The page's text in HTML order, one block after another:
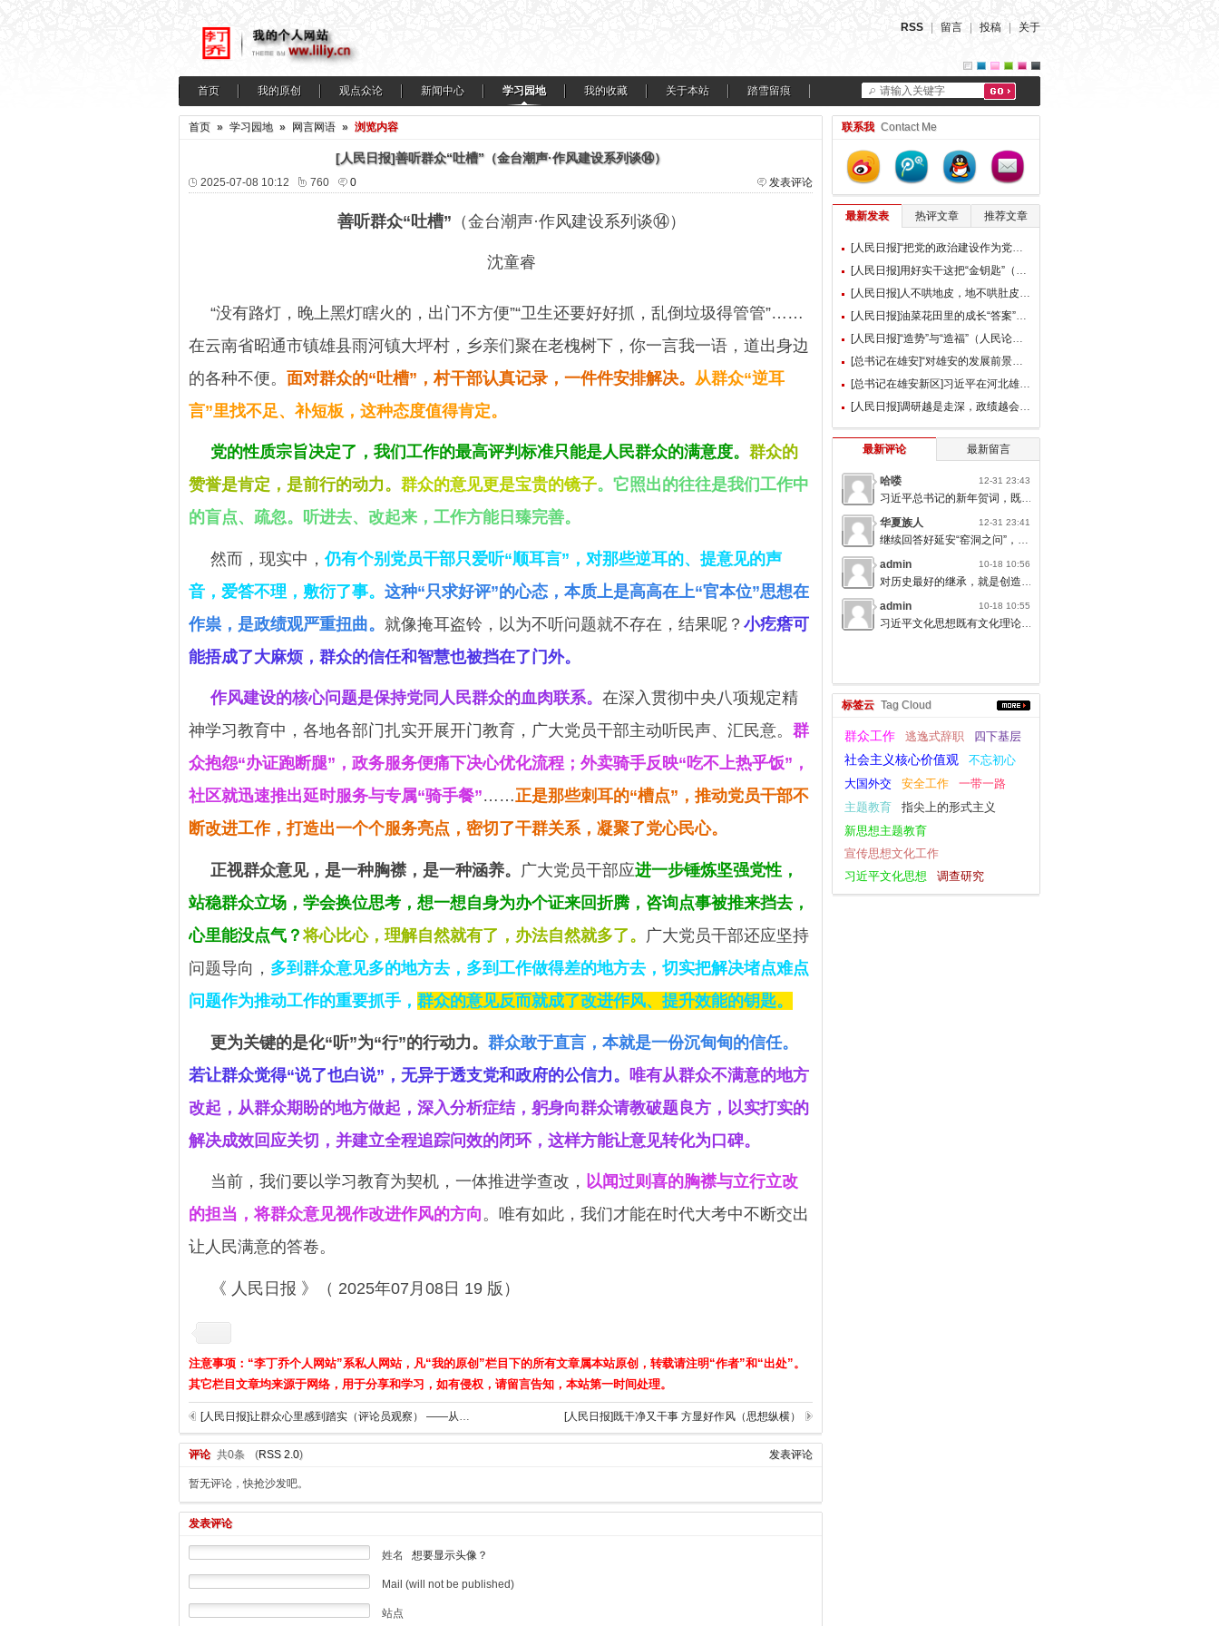
RSS 留言 投稿 关于
请输入关键字
首页 我的原创 观点众论 新闻中心 学习园地 我的收藏 关于本站 踏雪留痕
首页 » 学习园地 » 网言网语 » 浏览内容
[人民日报]善听群众“吐槽”（金台潮声·作风建设系列谈⑭）
2025-07-08 10:12 760 0 发表评论
善听群众“吐槽” （金台潮声·作风建设系列谈⑭）
沈童睿
“没有路灯，晚上黑灯瞎火的，出门不方便”“卫生还要好好抓，乱倒垃圾得管管”……
在云南省昭通市镇雄县雨河镇大坪村，乡亲们聚在老槐树下，你一言我一语，道出身边
的各种不便。 面对群众的“吐槽”，村干部认真记录，一件件安排解决。 从群众“逆耳
言”里找不足、补短板，这种态度值得肯定。
党的性质宗旨决定了，我们工作的最高评判标准只能是人民群众的满意度。 群众的
赞誉是肯定，是前行的动力。 群众的意见更是宝贵的镜子。 它照出的往往是我们工作中
的盲点、疏忽。听进去、改起来，工作方能日臻完善。
然而，现实中，仍有个别党员干部只爱听“顺耳言”，对那些逆耳的、提意见的声
音，爱答不理，敷衍了事。 这种“只求好评”的心态，本质上是高高在上“官本位”思想在
作祟，是政绩观严重扭曲。 就像掩耳盗铃，以为不听问题就不存在，结果呢？ 小疙瘩可
能捂成了大麻烦，群众的信任和智慧也被挡在了门外。
作风建设的核心问题是保持党同人民群众的血肉联系。 在深入贯彻中央八项规定精
神学习教育中，各地各部门扎实开展开门教育，广大党员干部主动听民声、汇民意。 群
众抱怨“办证跑断腿”，政务服务便痛下决心优化流程；外卖骑手反映“吃不上热乎饭”，
社区就迅速推出延时服务与专属“骑手餐”……正是那些刺耳的“槽点”，推动党员干部不
断改进工作，打造出一个个服务亮点，密切了干群关系，凝聚了党心民心。
正视群众意见，是一种胸襟，是一种涵养。 广大党员干部应进一步锤炼坚强党性，
站稳群众立场，学会换位思考，想一想自身为办个证来回折腾，咨询点事被推来挡去，
心里能没点气？将心比心，理解自然就有了，办法自然就多了。 广大党员干部还应坚持
问题导向， 多到群众意见多的地方去，多到工作做得差的地方去，切实把解决堵点难点
问题作为推动工作的重要抓手， 群众的意见反而就成了改进作风、提升效能的钥匙。
更为关键的是化“听”为“行”的行动力。 群众敢于直言，本就是一份沉甸甸的信任。
若让群众觉得“说了也白说”，无异于透支党和政府的公信力。 唯有从群众不满意的地方
改起，从群众期盼的地方做起，深入分析症结，躬身向群众请教破题良方，以实打实的
解决成效回应关切，并建立全程追踪问效的闭环，这样方能让意见转化为口碑。
当前，我们要以学习教育为契机，一体推进学查改， 以闻过则喜的胸襟与立行立改
的担当，将群众意见视作改进作风的方向。唯有如此，我们才能在时代大考中不断交出
让人民满意的答卷。
《 人民日报 》（ 2025年07月08日 19 版）
注意事项：“李丁乔个人网站”系私人网站，凡“我的原创”栏目下的所有文章属本站原创，转载请注明“作者”和“出处”。
其它栏目文章均来源于网络，用于分享和学习，如有侵权，请留言告知，本站第一时间处理。
[人民日报]让群众心里感到踏实（评论员观察） ——从抓作风入手推进全面从严治党（下） [人民日报]既干净又干事 方显好作风（思想纵横）
评论 共0条 (RSS 2.0) 发表评论
暂无评论，快抢沙发吧。
发表评论
姓名 想要显示头像？
Mail (will not be published)
站点
联系我 Contact Me
最新发表 热评文章 推荐文章
最新评论 最新留言
哈喽 12-31 23:43
习近平总书记的新年贺词，既充满温度，又饱含深情，太催人奋进了。
华夏族人
12-31 23:41
继续回答好延安“窑洞之问”，书写无愧于人民的时代答卷。
admin
10-18 10:56
对历史最好的继承，就是创造新的历史；对人类文明最大的礼敬，就是创造人类文明新形态。
admin
10-18 10:55
习近平文化思想既有文化理论观点上的创新和突破，又有文化工作布局上的部署要求，标志着我们党对中国特色社会主义文化建设规律的认识达到了新高度，表明我们党的历史自信、文化自信达到了新高度。
标签云 Tag Cloud
群众工作 逃逸式辞职
四下基层
社会主义核心价值观
不忘初心
大国外交
安全工作
一带一路
主题教育
指尖上的形式主义
新思想主题教育
宣传思想文化工作
习近平文化思想
调查研究
习近平新时代中国特色社会主义思想